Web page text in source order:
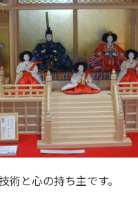
と心の持ち主です。